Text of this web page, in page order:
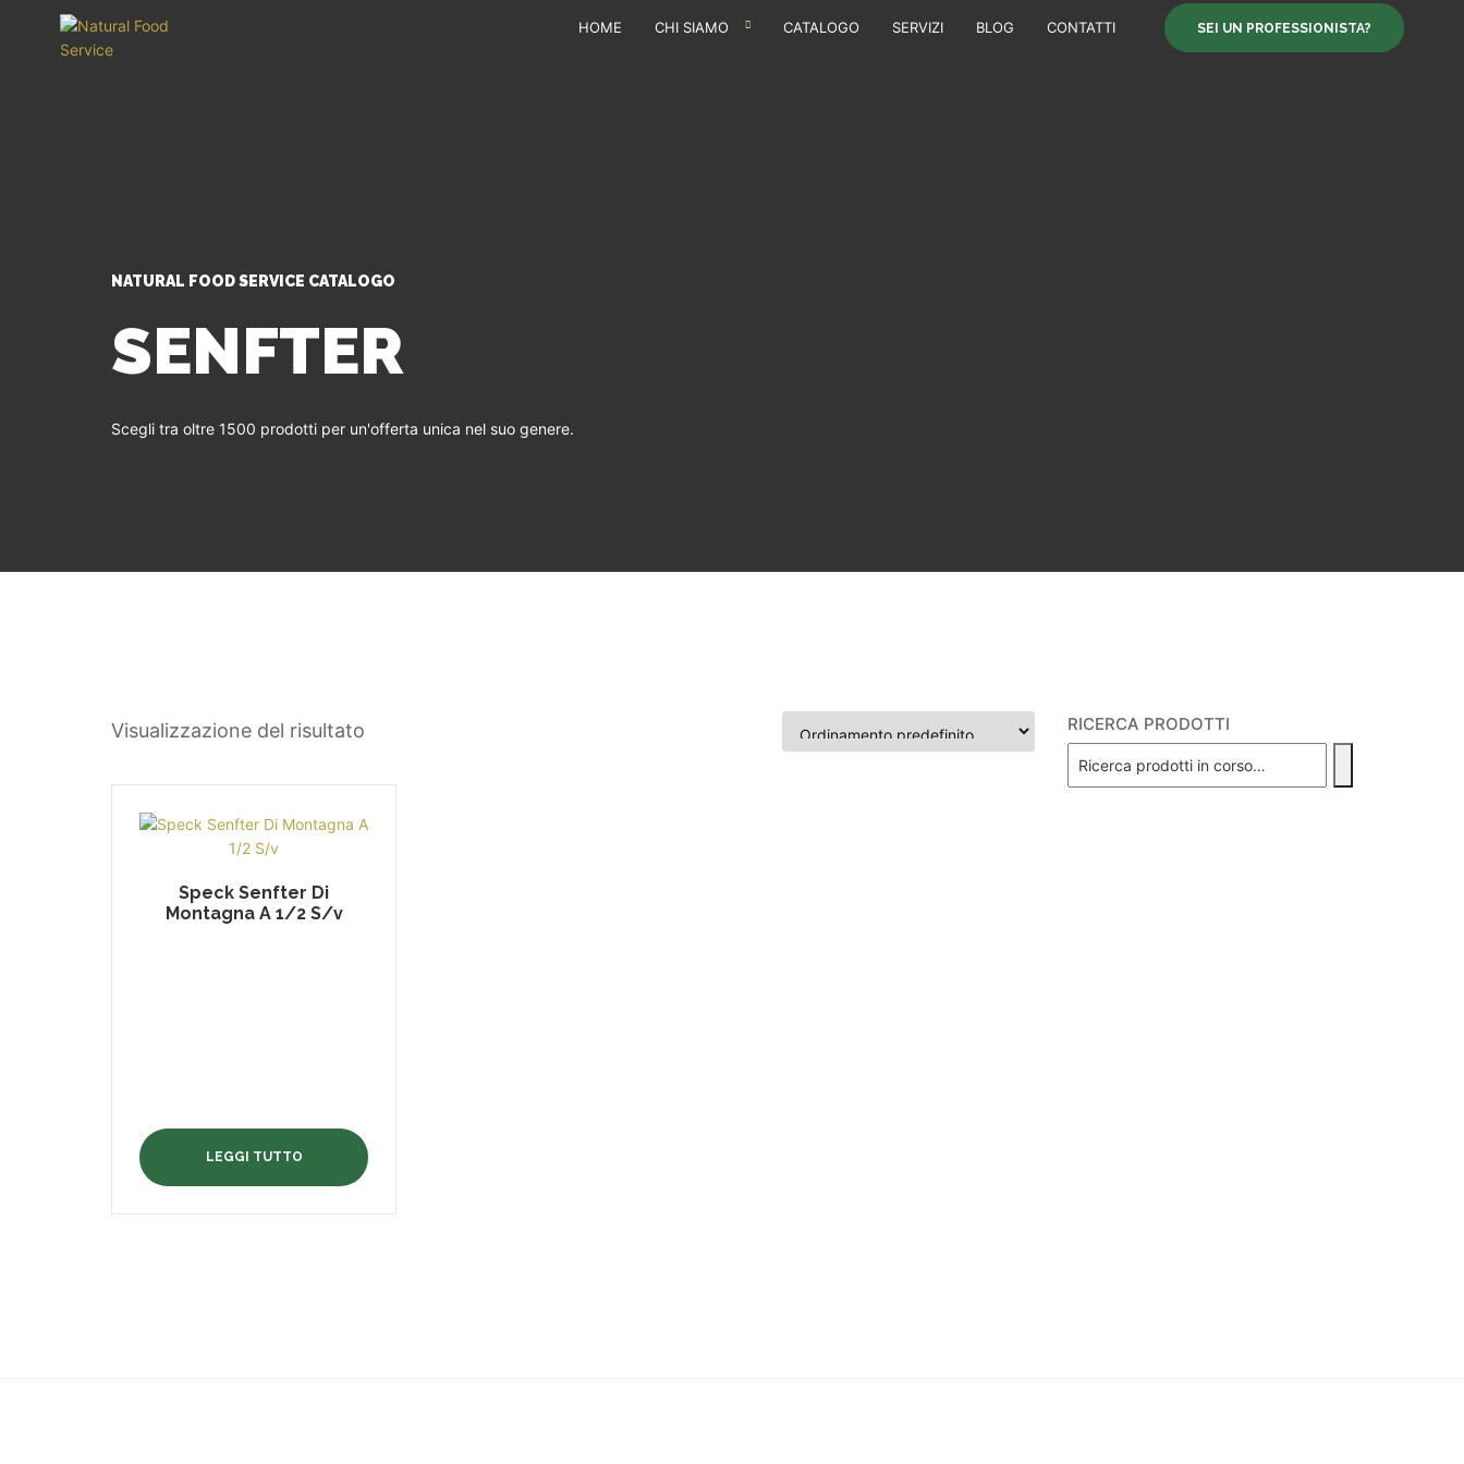
HOME CHI SIAMO CATALOGO SERVIZI BLOG CONTATTI SEI UN PROFESSIONISTA?
NATURAL FOOD SERVICE CATALOGO
SENFTER
Scegli tra oltre 1500 prodotti per un'offerta unica nel suo genere.
Visualizzazione del risultato
Speck Senfter Di
Montagna A 1/2 S/v
LEGGI TUTTO
RICERCA PRODOTTI